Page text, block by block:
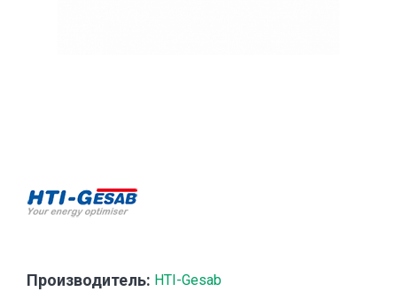
Производитель: HTI-Gesab